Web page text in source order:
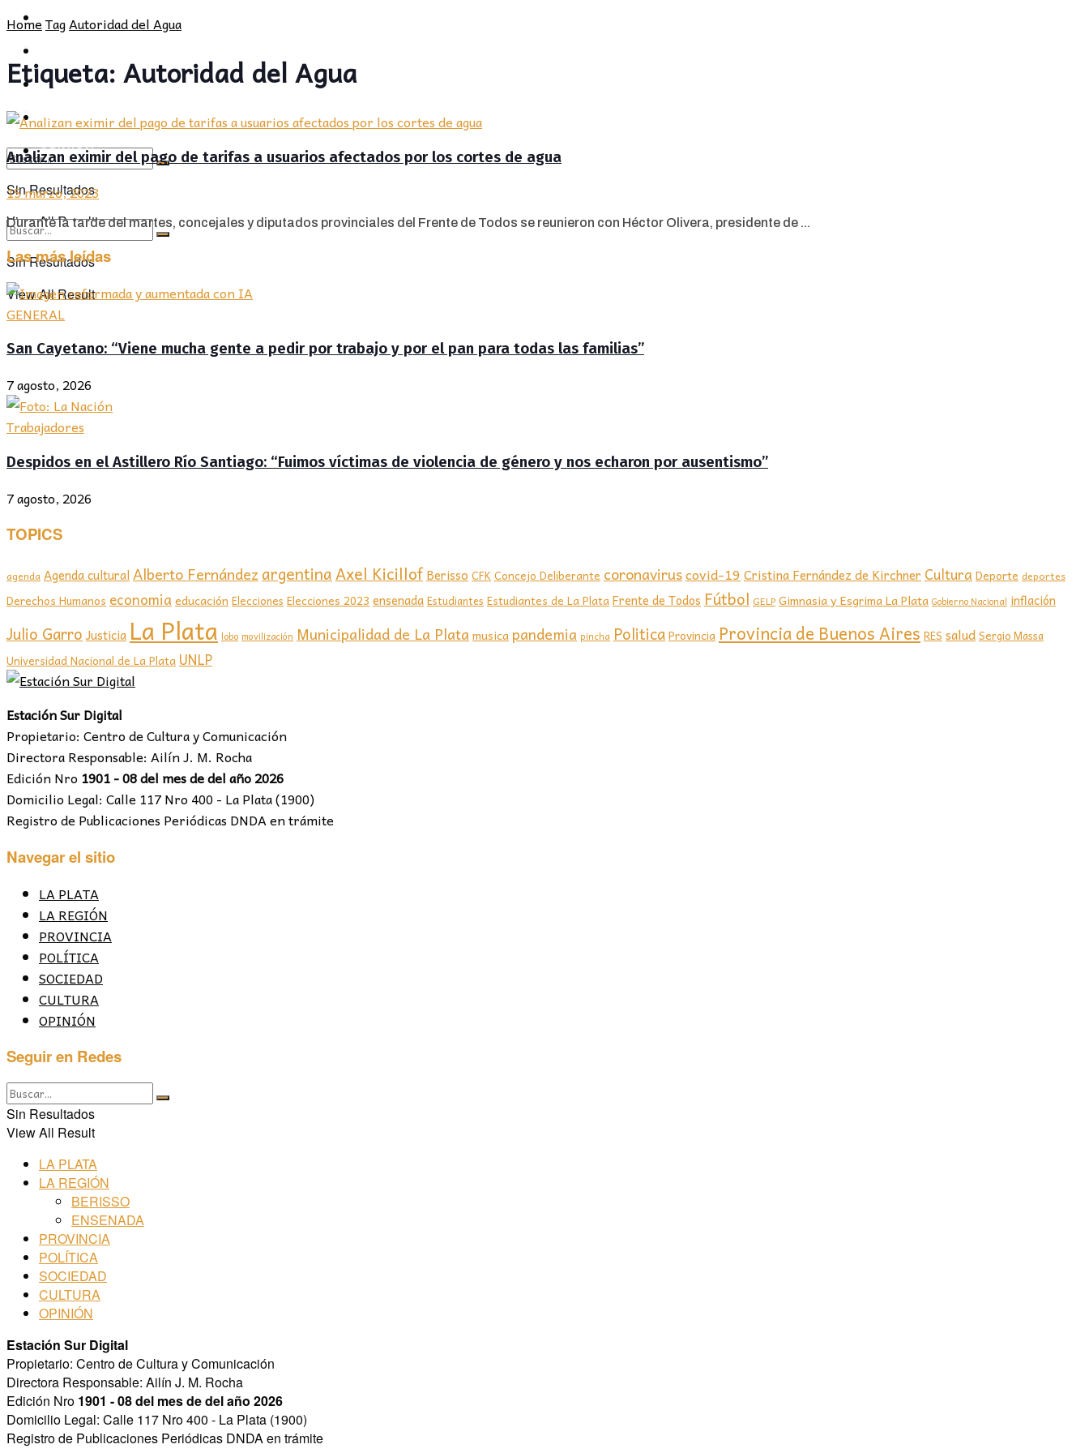
CULTURA
Sin Resultados
View All Result
PROVINCIA
SOCIEDAD
CULTURA
OPINIÓN
Sin Resultados
View All Result
HomeTagAutoridad del Agua
Etiqueta:Autoridad del Agua
Analizan eximir del pago de tarifas a usuarios afectados por los cortes de agua
15 marzo, 2023
Durante la tarde del martes, concejales y diputados provinciales del Frente de Todos se reunieron con Héctor Olivera, presidente de ...
Las más leídas
GENERAL
San Cayetano: “Viene mucha gente a pedir por trabajo y por el pan para todas las familias”
7 agosto, 2026
Trabajadores
Despidos en el Astillero Río Santiago: “Fuimos víctimas de violencia de género y nos echaron por ausentismo”
7 agosto, 2026
TOPICS
agenda Agenda culturalAlberto Fernández argentinaAxel Kicillof Berisso CFKConcejo Deliberante coronaviruscovid-19 Cristina Fernández de Kirchner Cultura Deporte deportes
Derechos Humanos economia educación Elecciones Elecciones 2023 ensenada Estudiantes Estudiantes de La PlataFrente de Todos Fútbol GELP Gimnasia y Esgrima La Plata Gobierno Nacional inflación
Julio Garro Justicia La Plata lobo movilización Municipalidad de La Plata musicapandemia pincha PoliticaProvincia Provincia de Buenos Aires RES saludSergio Massa
Universidad Nacional de La Plata UNLP
Estación Sur Digital
Propietario: Centro de Cultura y Comunicación
Directora Responsable: Ailín J. M. Rocha
Edición Nro 1901 - 08 del mes de del año 2026
Domicilio Legal: Calle 117 Nro 400 - La Plata (1900)
Registro de Publicaciones Periódicas DNDA en trámite
Navegar el sitio
LA PLATA
LA REGIÓN
PROVINCIA
POLÍTICA
SOCIEDAD
CULTURA
OPINIÓN
Seguir en Redes
Sin Resultados
View All Result
LA PLATA
LA REGIÓN
BERISSO
ENSENADA
PROVINCIA
POLÍTICA
SOCIEDAD
CULTURA
OPINIÓN
Estación Sur Digital
Propietario: Centro de Cultura y Comunicación
Directora Responsable: Ailín J. M. Rocha
Edición Nro 1901 - 08 del mes de del año 2026
Domicilio Legal: Calle 117 Nro 400 - La Plata (1900)
Registro de Publicaciones Periódicas DNDA en trámite